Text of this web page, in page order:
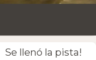
Se llenó la pista!